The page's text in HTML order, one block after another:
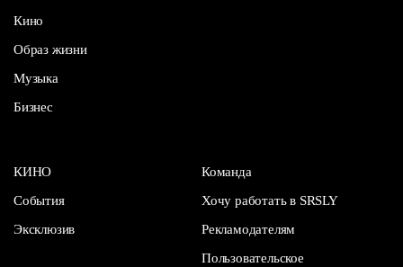
Кино
Образ жизни
Музыка
Бизнес
КИНО
События
Эксклюзив
Команда
Хочу работать в SRSLY
Рекламодателям
Пользовательское